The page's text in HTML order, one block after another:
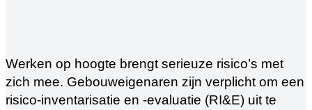
Werken op hoogte brengt serieuze risico’s met
zich mee. Gebouweigenaren zijn verplicht om een
risico-inventarisatie en -evaluatie (RI&E) uit te